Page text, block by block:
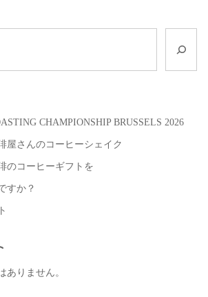
CHAMPIONSHIP BRUSSELS 2026
屋さんのコーヒーシェイク
のコーヒーギフトを
すか？
ありません。